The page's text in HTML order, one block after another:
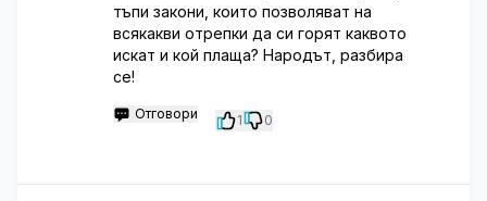
тъпи закони, които позволяват на
всякакви отрепки да си горят каквото
искат и кой плаща? Народът, разбира
се!
Отговори 1 0